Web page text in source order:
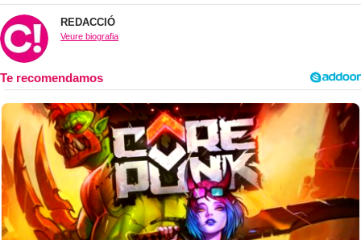
REDACCIÓ
Veure biografia